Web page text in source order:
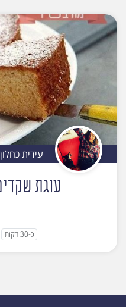
עידית כחלון
עוגת
כ-30 דקות